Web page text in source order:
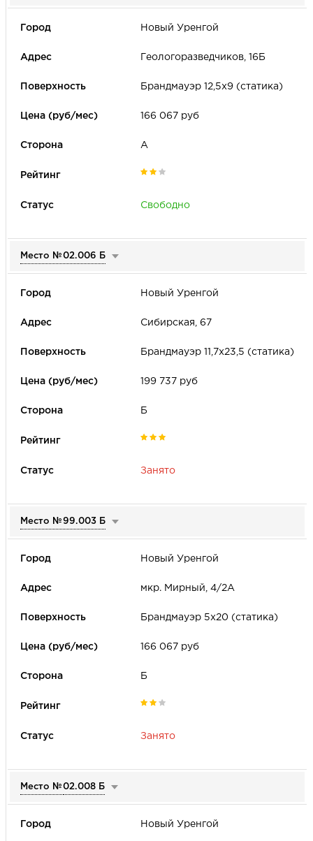
Новый Уренгой
Геологоразведчиков, 16Б
Брандмауэр 12,5х9 (статика)
166 067 руб
А
Свободно
Место №02.006 Б
Новый Уренгой
Сибирская, 67
Брандмауэр 11,7х23,5 (статика)
199 737 руб
Б
Занято
Место №99.003 Б
Новый Уренгой
мкр. Мирный, 4/2А
Брандмауэр 5х20 (статика)
166 067 руб
Б
Занято
Место №02.008 Б
Новый Уренгой